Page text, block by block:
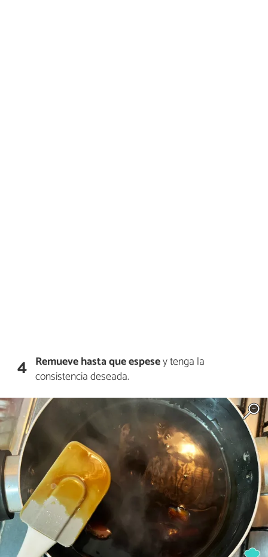
4 Remueve hasta que espesey tenga la
consistencia deseada.